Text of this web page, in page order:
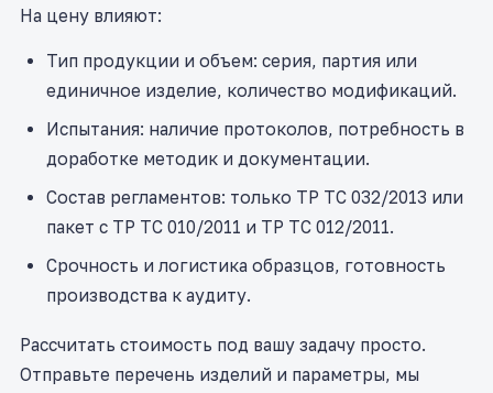
На цену влияют:
Тип продукции и объем: серия, партия или
единичное изделие, количество модификаций.
Испытания: наличие протоколов, потребность в
доработке методик и документации.
Состав регламентов: только ТР ТС 032/2013 или
пакет с ТР ТС 010/2011 и ТР ТС 012/2011.
Срочность и логистика образцов, готовность
производства к аудиту.
Рассчитать стоимость под вашу задачу просто.
Отправьте перечень изделий и параметры, мы